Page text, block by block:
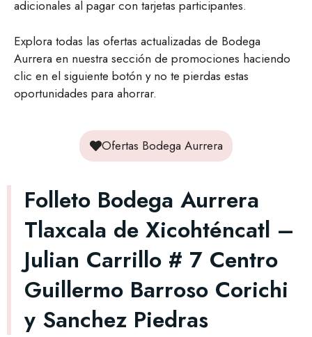
adicionales al pagar con tarjetas participantes.
Explora todas las ofertas actualizadas de Bodega
Aurrera en nuestra sección de promociones haciendo
clic en el siguiente botón y no te pierdas estas
oportunidades para ahorrar.
Ofertas Bodega Aurrera
Folleto Bodega Aurrera
Tlaxcala de Xicohténcatl –
Julian Carrillo # 7 Centro
Guillermo Barroso Corichi
y Sanchez Piedras